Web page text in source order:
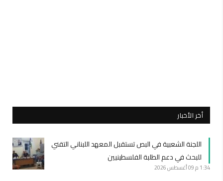
أخر الأخبار
اللجنة الشعبية في البص تستقبل المعهد اللبناني التقني
للبحث في دعم الطلبة الفلسطينيين
1:34 م 09 أغسطس 2026